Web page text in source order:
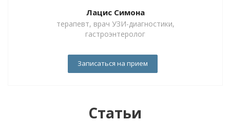
Лацис Симона
терапевт, врач УЗИ-диагностики,
гастроэнтеролог
Записаться на прием
Статьи